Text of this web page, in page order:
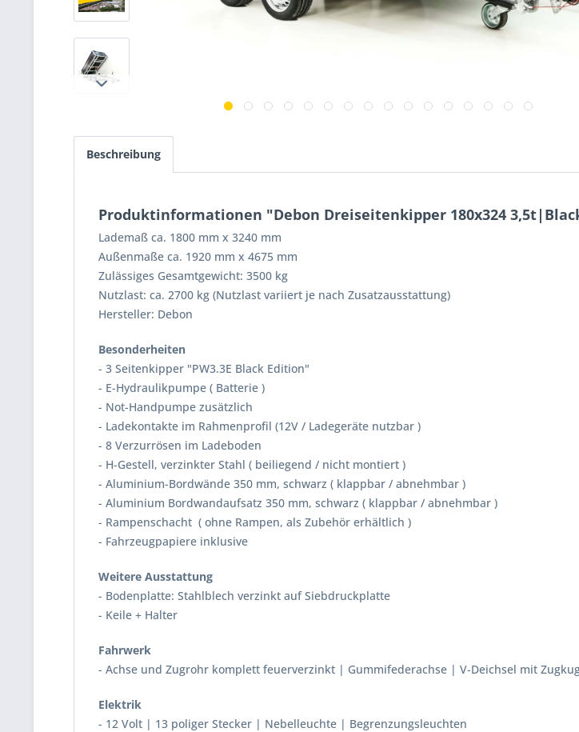
Beschreibung
Produktinformationen "Debon Dreiseitenkipper 180x324
Lademaß ca. 1800 mm x 3240 mm
Außenmaße ca. 1920 mm x 4675 mm
Zulässiges Gesamtgewicht: 3500 kg
Nutzlast: ca. 2700 kg (Nutzlast variiert je nach Zusatzausstattung)
Hersteller: Debon
Besonderheiten
- 3 Seitenkipper "PW3.3E Black Edition"
- E-Hydraulikpumpe ( Batterie )
- Not-Handpumpe zusätzlich
- Ladekontakte im Rahmenprofil (12V / Ladegeräte nutzbar )
- 8 Verzurrösen im Ladeboden
- H-Gestell, verzinkter Stahl ( beiliegend / nicht montiert )
- Aluminium-Bordwände 350 mm, schwarz ( klappbar / abnehmbar )
- Aluminium Bordwandaufsatz 350 mm, schwarz ( klappbar / abnehmbar )
- Rampenschacht ( ohne Rampen, als Zubehör erhältlich )
- Fahrzeugpapiere inklusive
Weitere Ausstattung
- Bodenplatte: Stahlblech verzinkt auf Siebdruckplatte
- Keile + Halter
Fahrwerk
- Achse und Zugrohr komplett feuerverzinkt | Gummifederachse | V-Deichsel mit
Elektrik
- 12 Volt | 13 poliger Stecker | Nebelleuchte | Begrenzungsleuchten